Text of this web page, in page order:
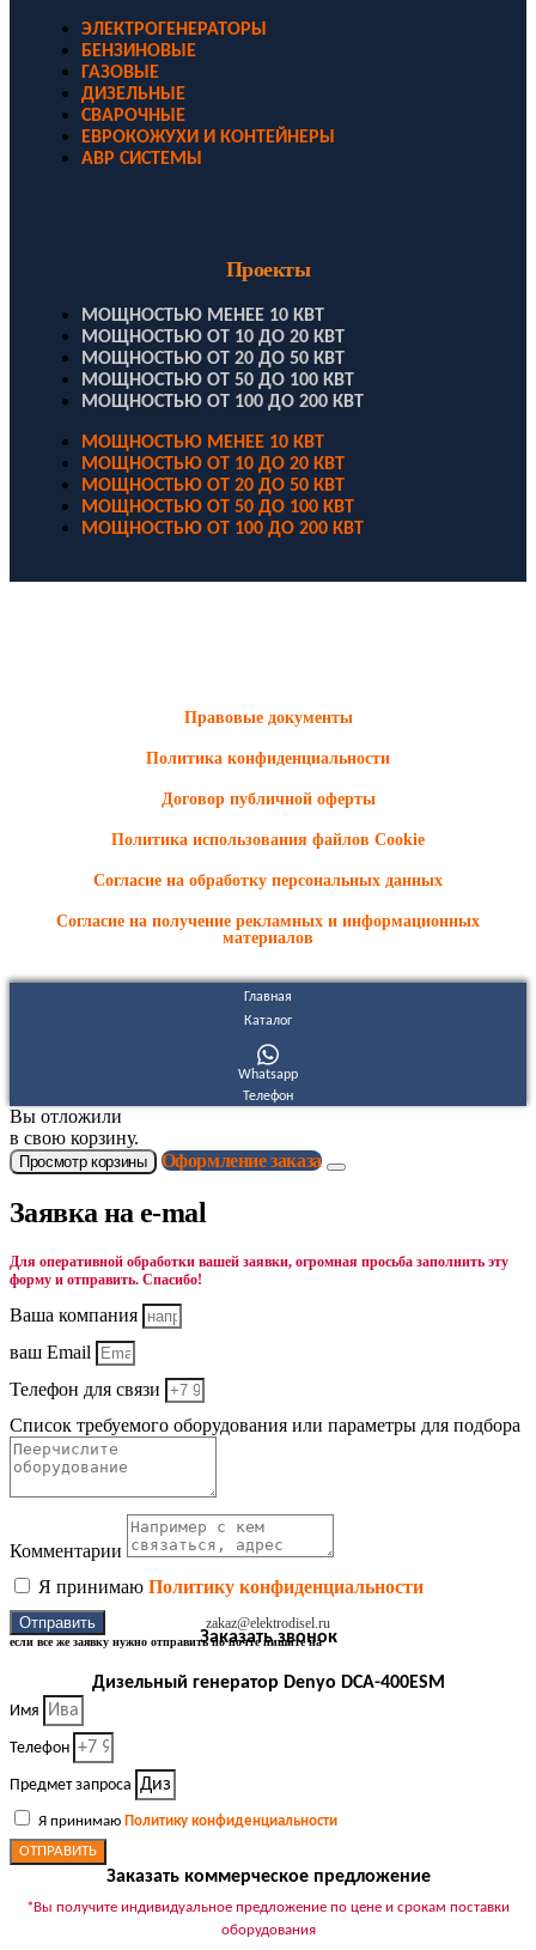
ЭЛЕКТРОГЕНЕРАТОРЫ
БЕНЗИНОВЫЕ
ГАЗОВЫЕ
ДИЗЕЛЬНЫЕ
СВАРОЧНЫЕ
ЕВРОКОЖУХИ И КОНТЕЙНЕРЫ
АВР СИСТЕМЫ
Проекты
МОЩНОСТЬЮ МЕНЕЕ 10 КВТ
МОЩНОСТЬЮ ОТ 10 ДО 20 КВТ
МОЩНОСТЬЮ ОТ 20 ДО 50 КВТ
МОЩНОСТЬЮ ОТ 50 ДО 100 КВТ
МОЩНОСТЬЮ ОТ 100 ДО 200 КВТ
МОЩНОСТЬЮ МЕНЕЕ 10 КВТ
МОЩНОСТЬЮ ОТ 10 ДО 20 КВТ
МОЩНОСТЬЮ ОТ 20 ДО 50 КВТ
МОЩНОСТЬЮ ОТ 50 ДО 100 КВТ
МОЩНОСТЬЮ ОТ 100 ДО 200 КВТ
Правовые документы
Политика конфиденциальности
Договор публичной оферты
Политика использования файлов Cookie
Согласие на обработку персональных данных
Согласие на получение рекламных и информационных
материалов
Главная
Каталог
Whatsapp
Телефон
Вы отложили
в свою корзину.
Просмотр корзины Оформление заказа
Заявка на e-mal
Для оперативной обработки вашей заявки, огромная просьба заполнить эту
форму и отправить. Спасибо!
Ваша компания
ваш Email
Телефон для связи
Список требуемого оборудования или параметры для подбора
Комментарии
Я принимаю Политику конфиденциальности
Отправить
если все же заявку нужно отправить по почте пишите на
zakaz@elektrodisel.ru
Заказать звонок
Дизельный генератор Denyo DCA-400ESM
Имя
Телефон
Предмет запроса
Я принимаю Политику конфиденциальности
ОТПРАВИТЬ
Заказать коммерческое предложение
*Вы получите индивидуальное предложение по цене и срокам поставки
оборудования